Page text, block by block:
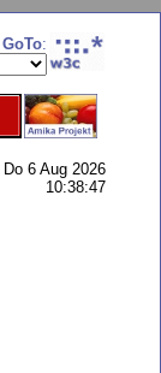
GoTo:
Do 6 Aug 2026
10:38:47